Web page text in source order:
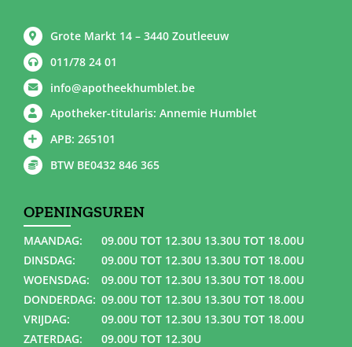
Grote Markt 14 – 3440 Zoutleeuw
011/78 24 01
info@apotheekhumblet.be
Apotheker-titularis: Annemie Humblet
APB: 265101
BTW BE0432 846 365
OPENINGSUREN
MAANDAG:
09.00U TOT 12.30U 13.30U TOT 18.00U
DINSDAG:
09.00U TOT 12.30U 13.30U TOT 18.00U
WOENSDAG:
09.00U TOT 12.30U 13.30U TOT 18.00U
DONDERDAG: 09.00U TOT 12.30U 13.30U TOT 18.00U
VRIJDAG:
09.00U TOT 12.30U 13.30U TOT 18.00U
ZATERDAG:
09.00U TOT 12.30U